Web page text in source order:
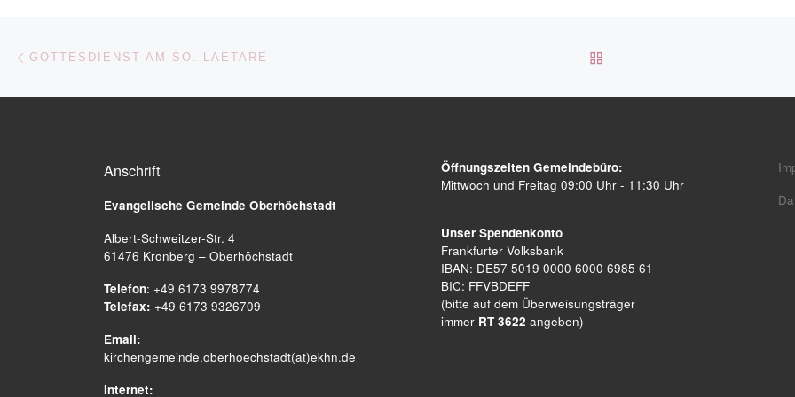
Beitragsnavigation
GOTTESDIENST AM SO. LAETARE
Anschrift
Evangelische Gemeinde Oberhöchstadt
Albert-Schweitzer-Str. 4
61476 Kronberg – Oberhöchstadt
Telefon: +49 6173 9978774
Telefax: +49 6173 9326709
Email:
kirchengemeinde.oberhoechstadt(at)ekhn.de
Internet:
Öffnungszeiten Gemeindebüro:
Mittwoch und Freitag 09:00 Uhr - 11:30 Uhr
Unser Spendenkonto
Frankfurter Volksbank
IBAN: DE57 5019 0000 6000 6985 61
BIC: FFVBDEFF
(bitte auf dem Überweisungsträger
immer RT 3622 angeben)